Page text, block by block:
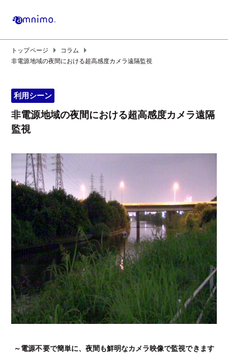
トップページ arrow_right コラム arrow_right
非電源地域の夜間における超高感度カメラ遠隔監視
利用シーン
非電源地域の夜間における超高感度カメラ遠隔
監視
～電源不要で簡単に、夜間も鮮明なカメラ映像で監視できます